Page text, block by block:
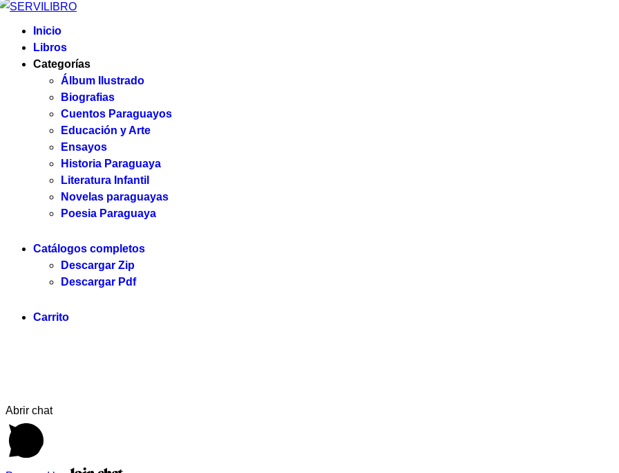
Inicio
Libros
Categorías
Álbum Ilustrado
Biografias
Cuentos Paraguayos
Educación y Arte
Ensayos
Historia Paraguaya
Literatura Infantil
Novelas paraguayas
Poesia Paraguaya
Catálogos completos
Descargar Zip
Descargar Pdf
Carrito
Abrir chat